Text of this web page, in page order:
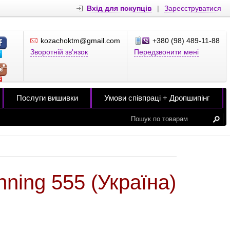
Вхід для покупців | Зареєструватися
kozachoktm@gmail.com
Зворотній зв'язок
+380 (98) 489-11-88
Передзвонити мені
Послуги вишивки Умови співпраці + Дропшипінг
555 (Україна)